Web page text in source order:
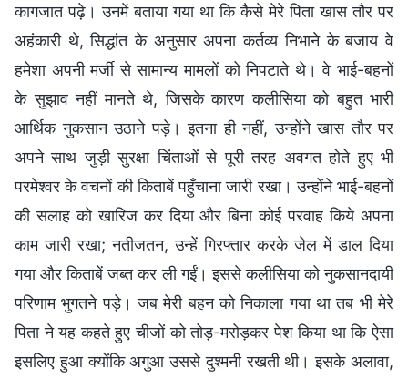
कागजात पढ़े। उनमें बताया गया था कि कैसे मेरे पिता खास तौर पर
अहंकारी थे, सिद्धांत के अनुसार अपना कर्तव्य निभाने के बजाय वे
हमेशा अपनी मर्जी से सामान्य मामलों को निपटाते थे। वे भाई-बहनों
के सुझाव नहीं मानते थे, जिसके कारण कलीसिया को बहुत भारी
आर्थिक नुकसान उठाने पड़े। इतना ही नहीं, उन्होंने खास तौर पर
अपने साथ जुड़ी सुरक्षा चिंताओं से पूरी तरह अवगत होते हुए भी
परमेश्वर के वचनों की किताबें पहुँचाना जारी रखा। उन्होंने भाई-बहनों
की सलाह को खारिज कर दिया और बिना कोई परवाह किये अपना
काम जारी रखा; नतीजतन, उन्हें गिरफ्तार करके जेल में डाल दिया
गया और किताबें जब्त कर ली गईं। इससे कलीसिया को नुकसानदायी
परिणाम भुगतने पड़े। जब मेरी बहन को निकाला गया था तब भी मेरे
पिता ने यह कहते हुए चीजों को तोड़-मरोड़कर पेश किया था कि ऐसा
इसलिए हुआ क्योंकि अगुआ उससे दुश्मनी रखती थी। इसके अलावा,